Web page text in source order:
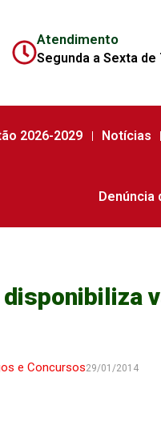
Atendimento
Segunda a Sexta de
2026-2029 Notícias
Denúncia
disponibiliza
e Concursos29/01/2014